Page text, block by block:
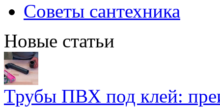
Советы сантехника
Новые статьи
Трубы ПВХ под клей: